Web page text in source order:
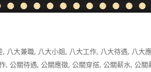
, 八大兼職, 八大小姐, 八大工作, 八大待遇, 八大
,公關待遇,公關應徵,公關穿搭,公關薪水,公關